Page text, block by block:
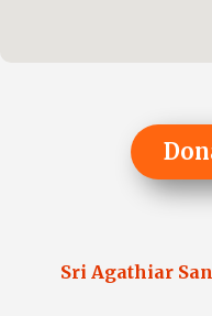
Sri Agathiar